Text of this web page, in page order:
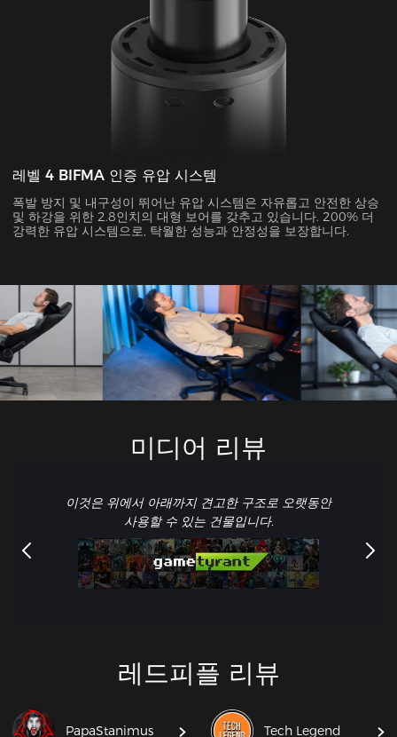
레벨 4 BIFMA 인증 유압 시스템
폭발 방지 및 내구성이 뛰어난 유압 시스템은 자유롭고 안전한 상승
및 하강을 위한 2.8인치의 대형 보어를 갖추고 있습니다. 200% 더
강력한 유압 시스템으로, 탁월한 성능과 안정성을 보장합니다.
미디어 리뷰
이것은 위에서 아래까지 견고한 구조로 오랫동안
사용할 수 있는 건물입니다.
레드피플 리뷰
PapaStanimus Tech Legend